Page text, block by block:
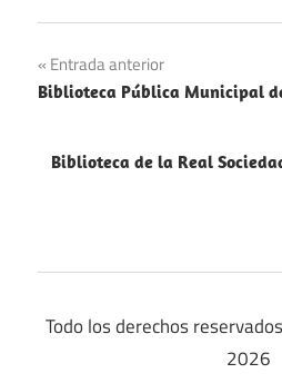
Navegación
de
entradas
Entrada anterior
Biblioteca Pública Municipal
Biblioteca de la Real
Todo los derechos
2026